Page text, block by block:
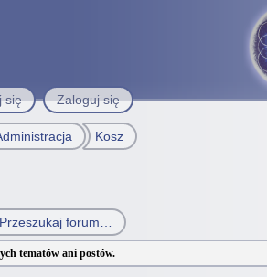
się Zaloguj się
Kosz
tematów ani postów.